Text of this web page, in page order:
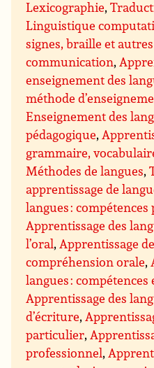
Lexicographie,
Linguistique
signes, braille et
communication,
enseignement des
méthode
Enseignement des
pédagogique,
grammaire,
Méthodes de langues,
apprentissage de
langues :
Apprentissage des
l’oral,Apprentissage
compréhension orale,
langues :
Apprentissage des
d’écriture,
particulier,
professionnel,